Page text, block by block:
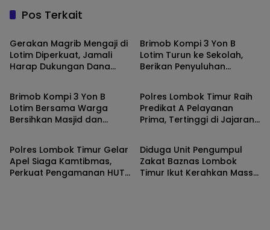
Pos Terkait
Berita
Gerakan Magrib Mengaji di
Lotim Diperkuat, Jamali
Harap Dukungan Dana
Brimob Kompi 3 Yon B
Lotim Turun ke Sekolah,
Berikan Penyuluhan
Berita
Brimob Kompi 3 Yon B
Lotim Bersama Warga
Bersihkan Masjid dan
Berita
Polres Lombok Timur Raih
Predikat A Pelayanan
Prima, Tertinggi di Jajaran
Berita
Polres Lombok Timur Gelar
Apel Siaga Kamtibmas,
Perkuat Pengamanan HUT
Berita
Diduga Unit Pengumpul
Zakat Baznas Lombok
Timur Ikut Kerahkan Massa